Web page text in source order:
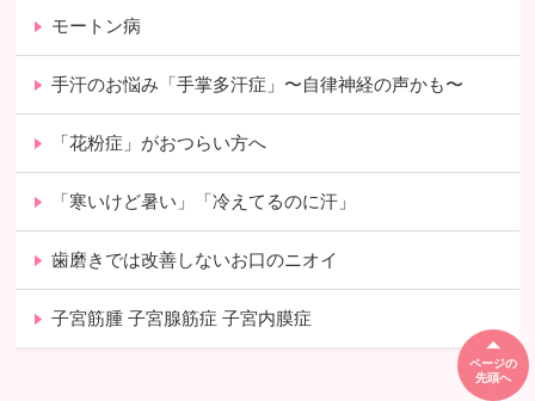
モートン病
手汗のお悩み「手掌多汗症」〜自律神経の声かも〜
「花粉症」がおつらい方へ
「寒いけど暑い」「冷えてるのに汗」
歯磨きでは改善しないお口のニオイ
子宮筋腫 子宮腺筋症 子宮内膜症
ページの
先頭へ